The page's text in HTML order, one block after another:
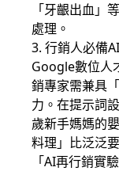
「牙齦出血」
處理。
3. 行銷人必備
Google數位人
銷專家需兼具
力。在提示詞
歲新手媽媽的
料理」比泛泛
「AI再行銷實